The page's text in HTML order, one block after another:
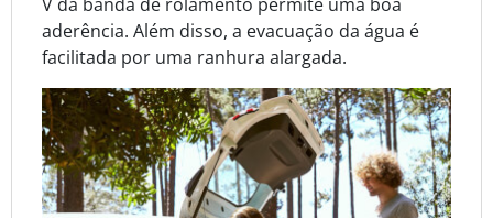
aderência. Além disso, a evacuação da água é
facilitada por uma ranhura alargada.